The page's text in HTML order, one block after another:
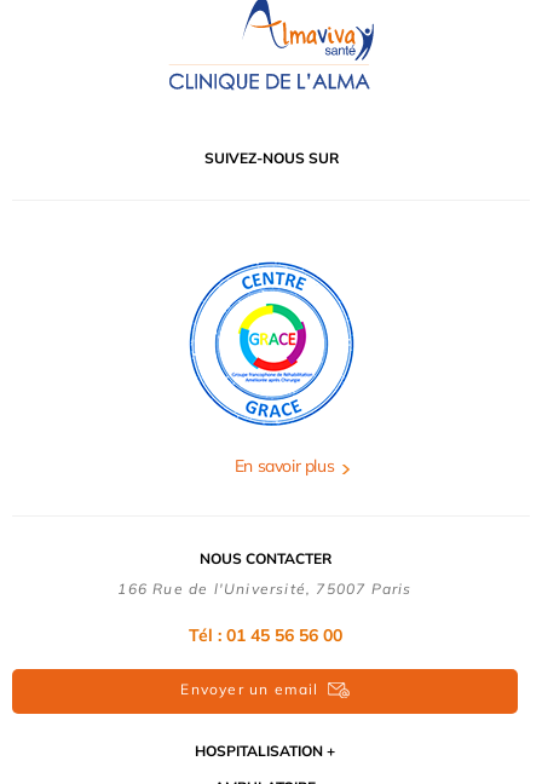
SUIVEZ-NOUS SUR
En savoir plus
NOUS CONTACTER
166 Rue de l'Université, 75007 Paris
Tél : 01 45 56 56 00
Envoyer un email
HOSPITALISATION